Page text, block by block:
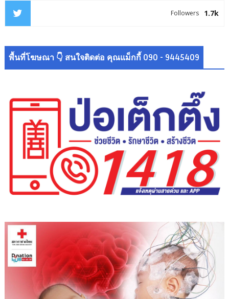
1.7k
Followers
พื้นที่โฆษณา 👇 สนใจติดต่อ คุณแม็กกี้ 090 - 9445409